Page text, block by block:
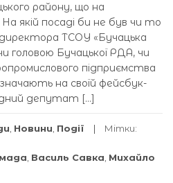
району, що на
На якій посаді би не був чи то
ТСОУ «Бучацька
головою Бучацької РДА, чи
підприємства
на своїй фейсбук-
депутат […]
, Новини, Події Мітки:
, Василь Савка, Михайло